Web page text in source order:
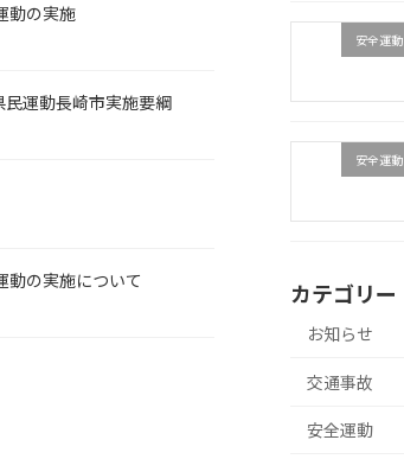
動の実施
運動長崎市実施要綱
動の実施について
安全運動
安全運動
カテゴリー
お知らせ
交通事故
安全運動